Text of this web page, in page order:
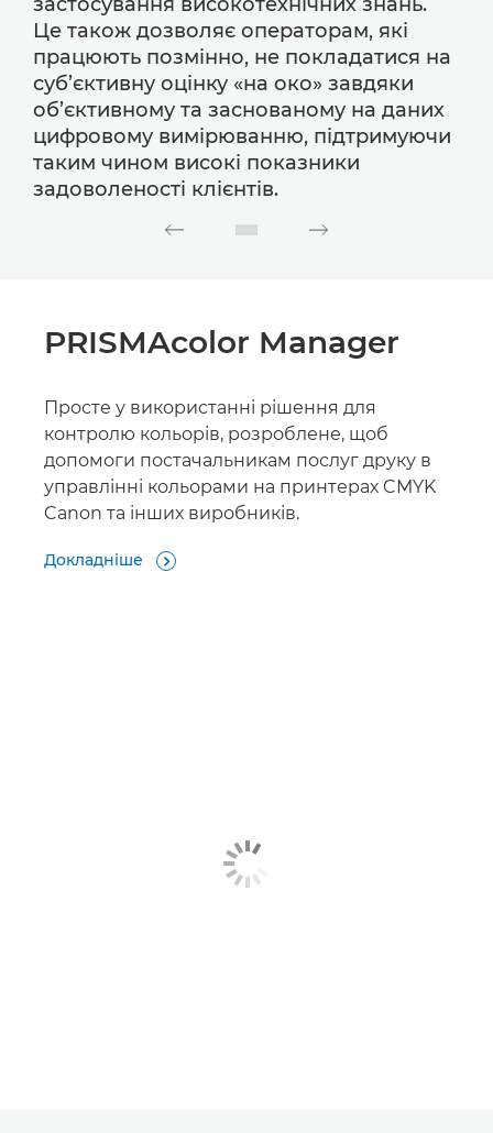
Це також дозволяє операторам, які
працюють позмінно, не покладатися на
суб’єктивну оцінку «на око» завдяки
об’єктивному та заснованому на даних
цифровому вимірюванню, підтримуючи
таким чином високі показники
задоволеності клієнтів.
PRISMAcolor Manager
Просте у використанні рішення для
контролю кольорів, розроблене, щоб
допомоги постачальникам послуг друку в
управлінні кольорами на принтерах CMYK
Canon та інших виробників.
Докладніше 